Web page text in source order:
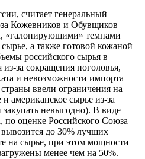
считает генеральный
Кожевников и Обувщиков
«галопирующими» темпами
а также готовой кожаной
российского сырья в
за сокращения поголовья,
и невозможности импорта
ввели ограничения на
американское сырье из-за
невыгодно). В виде
по оценке Российского Союза
до 30% лучших
на сырье, при этом мощности
менее чем на 50%.